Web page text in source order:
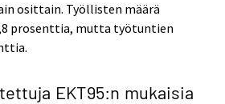
osittain. Työllisten määrä
prosenttia, mutta työtuntien
EKT95:n mukaisia